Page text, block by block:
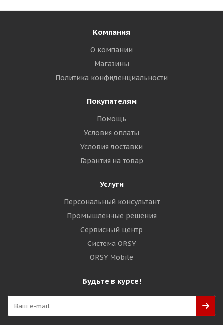
Компания
О компании
Магазины
Политика конфиденциальности
Покупателям
Помощь
Условия оплаты
Условия доставки
Гарантия на товар
Услуги
Персональный консультант
Промышленные решения
Сервисный центр
Система ORSY
ORSY Mobile
Будьте в курсе!